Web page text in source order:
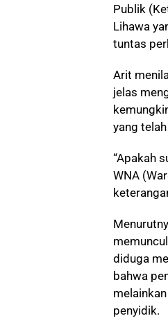
Publik
Lihawa
tuntas
Arit
jelas
yang
“Apakah
WNA
diduga
bahwa
penyidik.